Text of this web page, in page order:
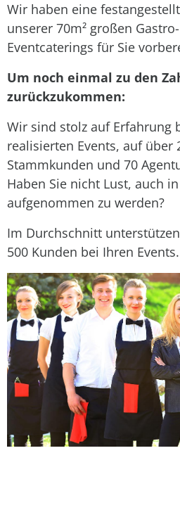
Wir haben eine
unserer 70m² großen
Eventcaterings für Sie
Um noch einmal zu den
zurückzukommen:
Wir sind stolz auf Erfahrung
realisierten Events, auf über
Stammkunden und 70
Haben Sie nicht Lust, auch
aufgenommen zu werden?
Im Durchschnitt
500 Kunden bei Ihren Events.